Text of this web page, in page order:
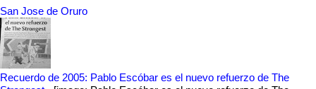
San Jose de Oruro
Recuerdo de 2005: Pablo Escóbar es el nuevo refuerzo de The